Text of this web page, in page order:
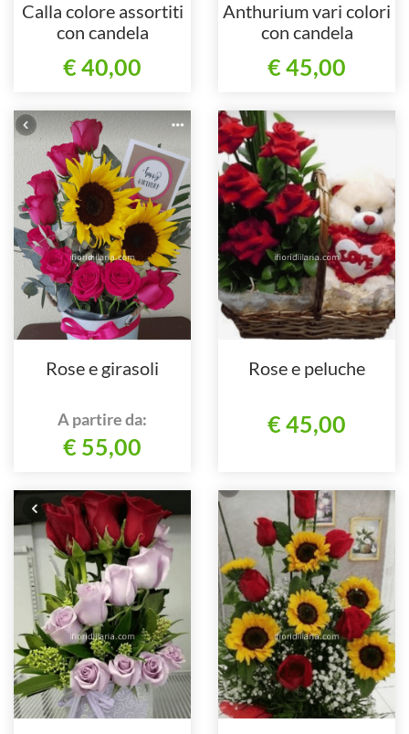
Calla colore assortiti
con candela
€ 40,00
Anthurium vari colori
con candela
€ 45,00
Rose e girasoli
A partire da:
€ 55,00
Rose e peluche
€ 45,00